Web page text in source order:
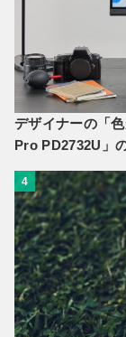
デザイナーの「
Pro PD2732U」
4